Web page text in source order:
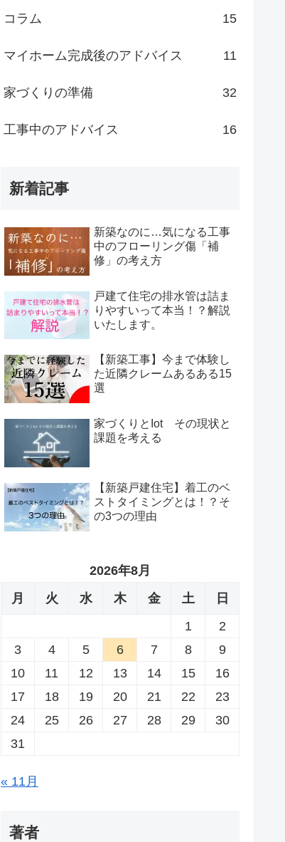
コラム 15
マイホーム完成後のアドバイス 11
家づくりの準備 32
工事中のアドバイス 16
新着記事
新築なのに…気になる工事
中のフローリング傷「補
修」の考え方
戸建て住宅の排水管は詰ま
りやすいって本当！？解説
いたします。
【新築工事】今まで体験し
た近隣クレームあるある15
選
家づくりとIot その現状と
課題を考える
【新築戸建住宅】着工のベ
ストタイミングとは！？そ
の3つの理由
2026年8月
月
火 水 木 金 土
日
1
2
3
4 5 6 7 8
9
10
11 12 13 14 15
16
17
18 19 20 21 22
23
24
25 26 27 28 29
30
31
« 11月
著者